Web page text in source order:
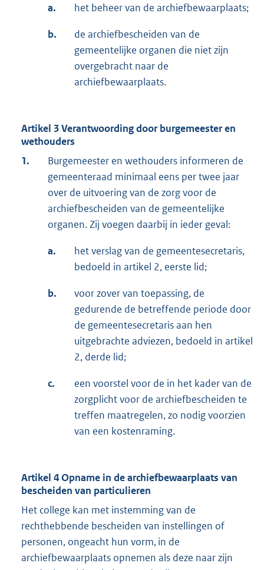
a. het beheer van de archiefbewaarplaats;
b.
de archiefbescheiden van de
gemeentelijke organen die niet zijn
overgebracht naar de
archiefbewaarplaats.
Artikel 3 Verantwoording door burgemeester en
wethouders
1.
Burgemeester en wethouders informeren de
gemeenteraad minimaal eens per twee jaar
over de uitvoering van de zorg voor de
archiefbescheiden van de gemeentelijke
organen. Zij voegen daarbij in ieder geval:
a.
het verslag van de gemeentesecretaris,
bedoeld in artikel 2, eerste lid;
b.
voor zover van toepassing, de
gedurende de betreffende periode door
de gemeentesecretaris aan hen
uitgebrachte adviezen, bedoeld in artikel
2, derde lid;
c.
een voorstel voor de in het kader van de
zorgplicht voor de archiefbescheiden te
treffen maatregelen, zo nodig voorzien
van een kostenraming.
Artikel 4 Opname in de archiefbewaarplaats van
bescheiden van particulieren
Het college kan met instemming van de
rechthebbende bescheiden van instellingen of
personen, ongeacht hun vorm, in de
archiefbewaarplaats opnemen als deze naar zijn